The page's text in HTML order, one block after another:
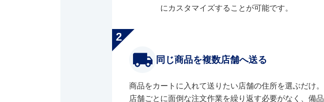
にカスタマイズすることが可能です。
同じ商品を複数店舗へ送る
商品をカートに入れて送りたい店舗の住所を選ぶだけ。
店舗ごとに面倒な注文作業を繰り返す必要がなく、備品